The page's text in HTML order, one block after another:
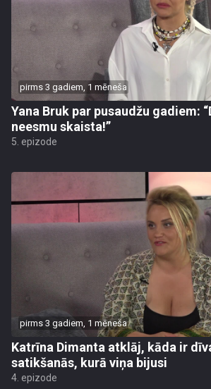
pirms 3 gadiem, 1 mēneša
Yana Bruk par pusaudžu gadiem:
neesmu skaista!”
5. epizode
pirms 3 gadiem, 1 mēneša
Katrīna Dimanta atklāj, kāda ir
satikšanās, kurā viņa bijusi
4. epizode